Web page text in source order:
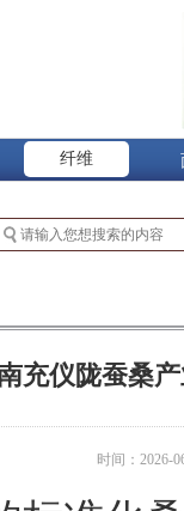
纤维
充仪陇蚕桑
时间：2026-